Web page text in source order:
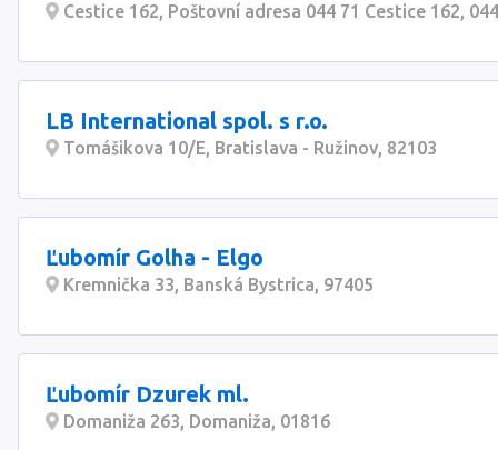
Cestice 162, Poštovní adresa 044 71 Cestice 162,
LB International spol. s r.o.
Tomášikova 10/E, Bratislava - Ružinov, 82103
Ľubomír Golha - Elgo
Kremnička 33, Banská Bystrica, 97405
Ľubomír Dzurek ml.
Domaniža 263, Domaniža, 01816